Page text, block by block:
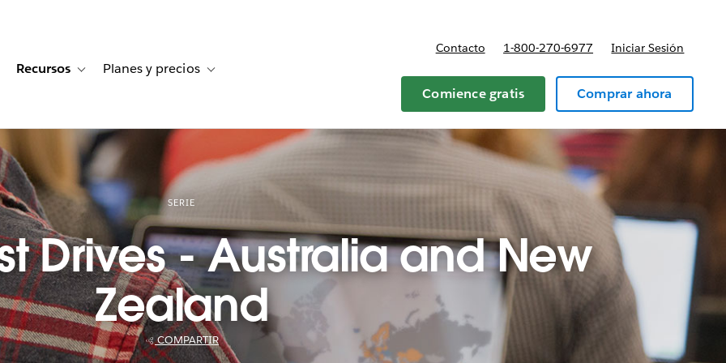
Historias de clientes
sub-navigation for Soluciones
Recursos Toggle sub-navigation for Recursos
Planes y precios Toggle sub-navigation for Planes y precios
Contacto 1-800-270-6977 Iniciar Sesión
Comience gratis Comprar ahora
SERIE
Drives - Australia and New
Zealand
COMPARTIR